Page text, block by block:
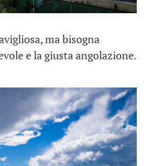
ma bisogna
e la giusta angolazione.